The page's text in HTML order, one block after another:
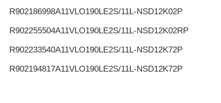
R902186998A11VLO190LE2S/11L-NSD12K02P
R902255504A11VLO190LE2S/11L-NSD12K02RP
R902233540A11VLO190LE2S/11L-NSD12K72P
R902194817A11VLO190LE2S/11L-NSD12K72P